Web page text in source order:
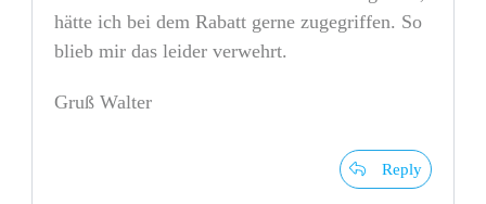
hätte ich bei dem Rabatt gerne zugegriffen. So
blieb mir das leider verwehrt.
Gruß Walter
Reply